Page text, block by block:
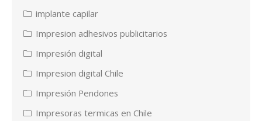
implante capilar
Impresion adhesivos publicitarios
Impresión digital
Impresion digital Chile
Impresión Pendones
Impresoras termicas en Chile